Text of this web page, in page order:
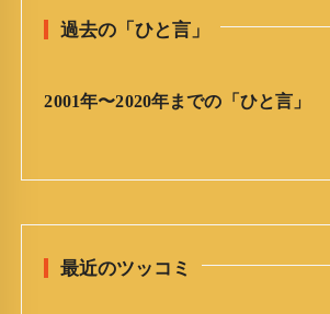
言
ア
過去の「ひと言」
2001年〜2020年までの「ひと言」
最近のツッコミ